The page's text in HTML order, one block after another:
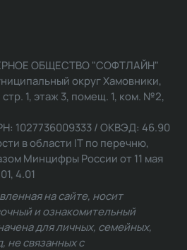
ОБЩЕСТВО "СОФТЛАЙН"
округ Хамовники,
1, этаж 3, помещ. 1, ком. №2,
1027736009333 / ОКВЭД: 46.90
в области IT по перечню,
Минцифры России от 11 мая
4.01
на сайте, носит
и ознакомительный
для личных, семейных,
не связанных с